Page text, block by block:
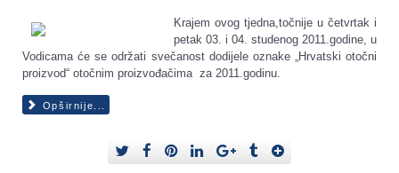
Krajem ovog tjedna,točnije u četvrtak i
petak 03. i 04. studenog 2011.godine, u
Vodicama će se održati svečanost dodijele oznake „Hrvatski otočni
proizvod“ otočnim proizvođačima za 2011.godinu.
Opširnije...